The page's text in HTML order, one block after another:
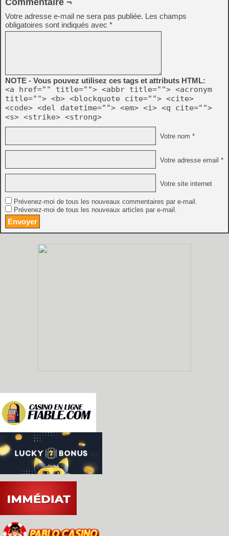
Votre adresse e-mail ne sera pas publiée. Les champs
obligatoires sont indiqués avec *
NOTE - Vous pouvez utilisez ces tags et attributs HTML:
<a href="" title=""> <abbr title=""> <acronym
title=""> <b> <blockquote cite=""> <cite>
<code> <del datetime=""> <em> <i> <q cite="">
<s> <strike> <strong>
Votre nom *
Votre adresse email *
Votre site internet
Prévenez-moi de tous les nouveaux commentaires par e-mail.
Prévenez-moi de tous les nouveaux articles par e-mail.